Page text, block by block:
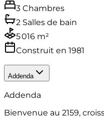
3 Chambres
2 Salles de bain
5 016 m²
Construit en 1981
Addenda
Addenda
Bienvenue au 2159,